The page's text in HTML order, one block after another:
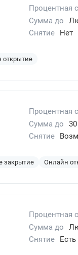
Процентная
Сумма до
Снятие Нет
открытие
Процентная
Сумма до
Снятие
закрытие Онлайн
Процентная
Сумма до
Снятие Есть